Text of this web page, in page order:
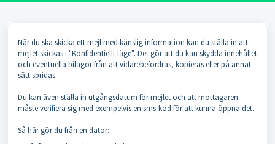
När du ska skicka ett mejl med känslig information kan du ställa in att
mejlet skickas i "Konfidentiellt läge". Det gör att du kan skydda innehållet
och eventuella bilagor från att vidarebefordras, kopieras eller på annat
sätt spridas.
Du kan även ställa in utgångsdatum för mejlet och att mottagaren
måste verifiera sig med exempelvis en sms-kod för att kunna öppna det.
Så här gör du från en dator: